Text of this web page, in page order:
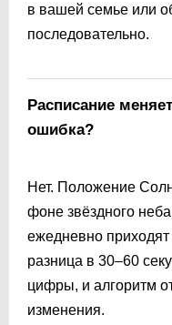
в вашей семье или
последовательно.
Расписание
ошибка?
Нет. Положение
фоне звёздного
ежедневно
разница в 30–60
цифры, и алгоритм
изменения.